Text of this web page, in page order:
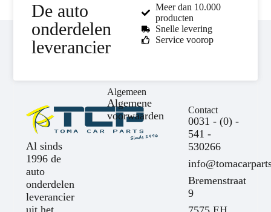
De auto
onderdelen
leverancier
Meer dan 10.000
producten
Snelle levering
Service voorop
Al sinds
1996 de
auto
onderdelen
leverancier
uit het
Algemeen
Algemene
voorwaarden
Contact
0031 - (0) -
541 -
530266
Bremenstraat
9